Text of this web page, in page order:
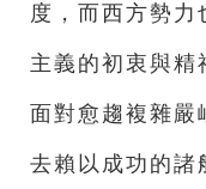
度，而西方勢力
主義的初衷與精
面對愈趨複雜嚴
去賴以成功的諸